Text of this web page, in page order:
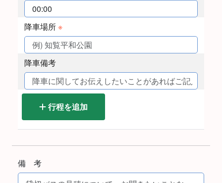
降車場所※
降車備考
行程を追加
備 考